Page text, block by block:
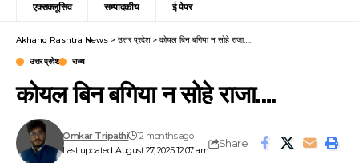
एक्सक्लूसिव सम्पादकीय ई पेपर
Akhand Rashtra News > उत्तर प्रदेश> कोयल बिन बगिया न सोहे राजा….
उत्तर प्रदेश राज्य
कोयल बिन बगिया न सोहे राजा….
Last updated: August 27, 2025 12:07 am
Omkar Tripathi 12 months ago
Share